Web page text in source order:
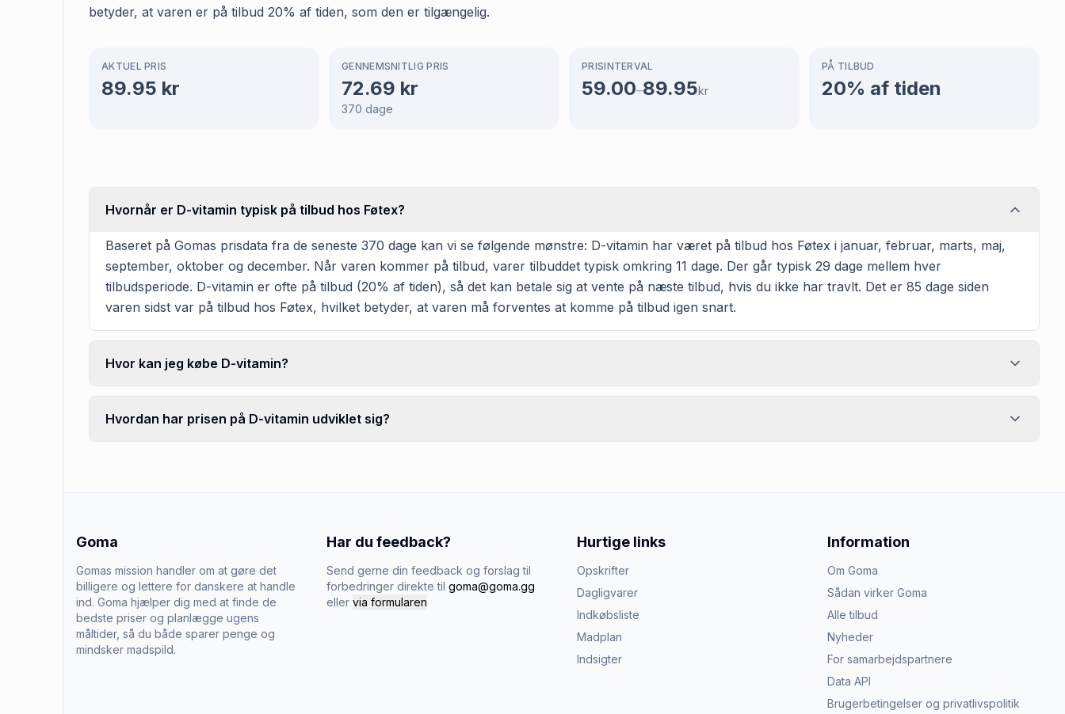
betyder, at varen er på tilbud 20% af tiden, som den er tilgængelig.
AKTUEL PRIS
89.95 kr
GENNEMSNITLIG PRIS
72.69 kr
370 dage
PRISINTERVAL
59.00–89.95kr
PÅ TILBUD
20% af tiden
Hvornår er D-vitamin typisk på tilbud hos Føtex?
Baseret på Gomas prisdata fra de seneste 370 dage kan vi se følgende mønstre: D-vitamin har været på tilbud hos Føtex i januar, februar, marts, maj,
september, oktober og december. Når varen kommer på tilbud, varer tilbuddet typisk omkring 11 dage. Der går typisk 29 dage mellem hver
tilbudsperiode. D-vitamin er ofte på tilbud (20% af tiden), så det kan betale sig at vente på næste tilbud, hvis du ikke har travlt. Det er 85 dage siden
varen sidst var på tilbud hos Føtex, hvilket betyder, at varen må forventes at komme på tilbud igen snart.
Hvor kan jeg købe D-vitamin?
Hvordan har prisen på D-vitamin udviklet sig?
Goma
Gomas mission handler om at gøre det
billigere og lettere for danskere at handle
ind. Goma hjælper dig med at finde de
bedste priser og planlægge ugens
måltider, så du både sparer penge og
mindsker madspild.
Har du feedback?
Send gerne din feedback og forslag til
forbedringer direkte til goma@goma.gg
eller via formularen
Hurtige links
Opskrifter
Dagligvarer
Indkøbsliste
Madplan
Indsigter
Information
Om Goma
Sådan virker Goma
Alle tilbud
Nyheder
For samarbejdspartnere
Data API
Brugerbetingelser og privatlivspolitik